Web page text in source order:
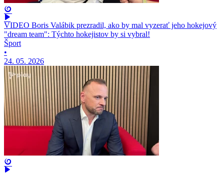
VIDEO Boris Valábik prezradil, ako by mal vyzerať jeho hokejový
"dream team": Týchto hokejistov by si vybral!
Šport
•
24. 05. 2026